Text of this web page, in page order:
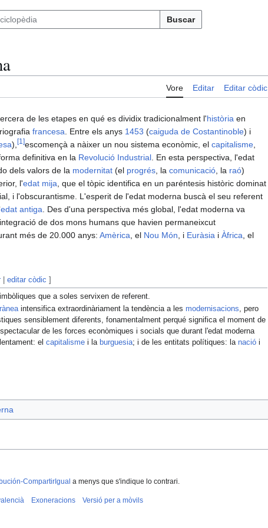
Buscar
Vore Editar Editar còdic
de les etapes en qué es dividix tradicionalment l'història en
francesa . Entre els anys 1453 (caiguda de Costantinoble) i
), [1 ]escomençà a nàixer un nou sistema econòmic, el capitalisme
definitiva en la Revolució Industrial . En esta perspectiva, l'edat
dels valors de la modernitat (el progrés , la comunicació , la raó)
l'edat mija , que el tòpic identifica en un paréntesis històric dominat
i l'obscurantisme. L'esperit de l'edat moderna buscà el seu referent
edat antiga . Des d'una perspectiva més global, l'edat moderna va
de dos mons humans que havien permaneixcut
més de 20.000 anys: Amèrica , el Nou Món , i Euràsia i Àfrica , el
|editar còdic ]
que a soles servixen de referent.
intensifica extraordinàriament la tendència a lesmodernisacions , pero
sensiblement diferents, fonamentalment perqué significa el moment de
de les forces econòmiques i socials que durant l'edat moderna
elcapitalisme i la burguesia; i de les entitats polítiques: lanació i
CompartirIgual a menys que s'indique lo contrari.
Exoneracions Versió per a mòvils